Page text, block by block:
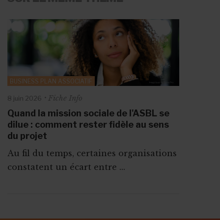
BUSINESS PLAN ASSOCIATIF
8 juin 2026 Fiche Info
Quand la mission sociale de l'ASBL se
dilue : comment rester fidèle au sens
du projet
Au fil du temps, certaines organisations
constatent un écart entre ...